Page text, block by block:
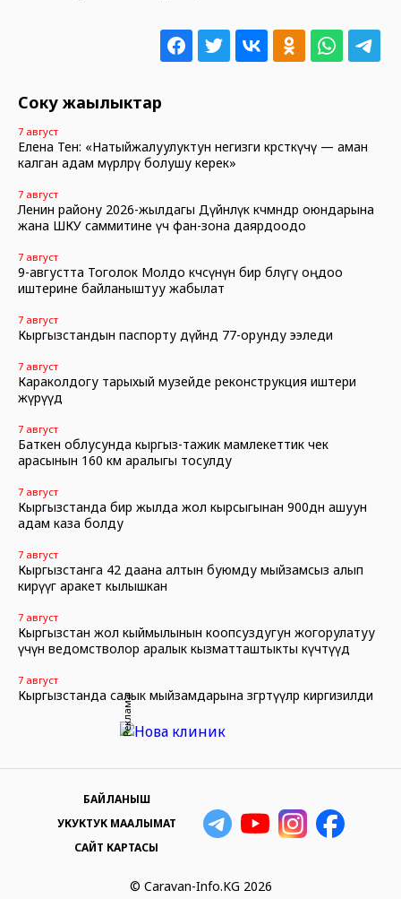
Соңку жаңылыктар
7 август
Елена Тен: «Натыйжалуулуктун негизги көрсөткүчү — аман
калган адам өмүрлөрү болушу керек»
7 август
Ленин району 2026-жылдагы Дүйнөлүк көчмөндөр оюндарына
жана ШКУ саммитине үч фан-зона даярдоодо
7 август
9-августта Тоголок Молдо көчөсүнүн бир бөлүгү оңдоо
иштерине байланыштуу жабылат
7 август
Кыргызстандын паспорту дүйнөдө 77-орунду ээледи
7 август
Караколдогу тарыхый музейде реконструкция иштери
жүрүүдө
7 август
Баткен облусунда кыргыз-тажик мамлекеттик чек
арасынын 160 км аралыгы тосулду
7 август
Кыргызстанда бир жылда жол кырсыгынан 900дөн ашуун
адам каза болду
7 август
Кыргызстанга 42 даана алтын буюмду мыйзамсыз алып
кирүүгө аракет кылышкан
7 август
Кыргызстан жол кыймылынын коопсуздугун жогорулатуу
үчүн ведомстволор аралык кызматташтыкты күчөтүүдө
7 август
Кыргызстанда салык мыйзамдарына өзгөртүүлөр киргизилди
Реклама
© Caravan-Info.KG 2026
БАЙЛАНЫШ
УКУКТУК МААЛЫМАТ
САЙТ КАРТАСЫ